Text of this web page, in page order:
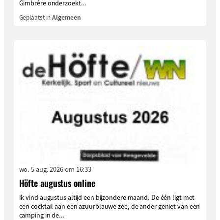
Gimbrère onderzoekt...
Geplaatst inAlgemeen
wo. 5 aug. 2026 om 16:33
Höfte augustus online
Ik vind augustus altijd een bijzondere maand. De één ligt met
een cocktail aan een azuurblauwe zee, de ander geniet van een
camping in de...